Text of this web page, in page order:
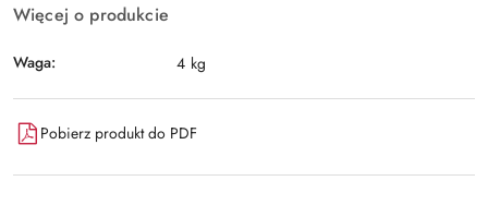
Więcej o produkcie
Waga: 4 kg
Pobierz produkt do PDF